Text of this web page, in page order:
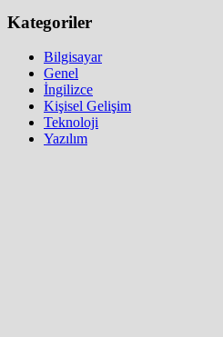
Kategoriler
Bilgisayar
Genel
İngilizce
Kişisel Gelişim
Teknoloji
Yazılım